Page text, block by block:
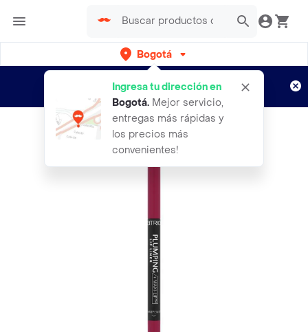
Bogotá
Ingresa tu dirección en
Bogotá. Mejor servicio,
entregas más rápidas y
los precios más
convenientes!
envíos gratis por semanas
Aplican TyC